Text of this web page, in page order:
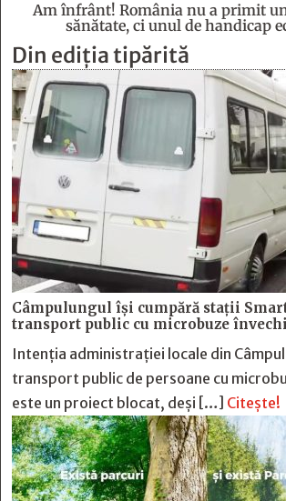
Am înfrânt! România nu a primit
sănătate, ci unul de handicap
Din ediția tipărită
Câmpulungul îşi cumpără staţii
transport public cu microbuze
Intenția administrației locale din
transport public de persoane cu
este un proiect blocat, deși […] Citește!